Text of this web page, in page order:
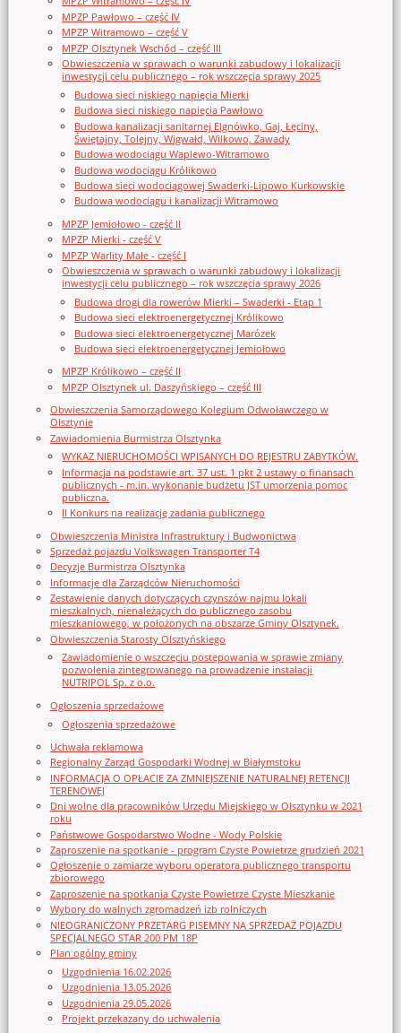
MPZP Pawłowo – część IV
MPZP Witramowo – część V
MPZP Olsztynek Wschód – część III
Obwieszczenia w sprawach o warunki zabudowy i lokalizacji
inwestycji celu publicznego – rok wszczęcia sprawy 2025
Budowa sieci niskiego napięcia Mierki
Budowa sieci niskiego napięcia Pawłowo
Budowa kanalizacji sanitarnej Elgnówko, Gaj, Łęciny,
Świętajny, Tolejny, Wigwałd, Wilkowo, Zawady
Budowa wodociągu Waplewo-Witramowo
Budowa wodociągu Królikowo
Budowa sieci wodociągowej Swaderki-Lipowo Kurkowskie
Budowa wodociągu i kanalizacji Witramowo
MPZP Jemiołowo - część II
MPZP Mierki - część V
MPZP Warlity Małe - część I
Obwieszczenia w sprawach o warunki zabudowy i lokalizacji
inwestycji celu publicznego – rok wszczęcia sprawy 2026
Budowa drogi dla rowerów Mierki – Swaderki - Etap 1
Budowa sieci elektroenergetycznej Królikowo
Budowa sieci elektroenergetycznej Marózek
Budowa sieci elektroenergetycznej Jemiołowo
MPZP Królikowo – część II
MPZP Olsztynek ul. Daszyńskiego – część III
Obwieszczenia Samorządowego Kolegium Odwoławczego w
Olsztynie
Zawiadomienia Burmistrza Olsztynka
WYKAZ NIERUCHOMOŚCI WPISANYCH DO REJESTRU ZABYTKÓW.
Informacja na podstawie art. 37 ust. 1 pkt 2 ustawy o finansach
publicznych - m.in. wykonanie budżetu JST umorzenia pomoc
publiczna.
II Konkurs na realizację zadania publicznego
Obwieszczenia Ministra Infrastruktury i Budwonictwa
Sprzedaż pojazdu Volkswagen Transporter T4
Decyzje Burmistrza Olsztynka
Informacje dla Zarządców Nieruchomości
Zestawienie danych dotyczących czynszów najmu lokali
mieszkalnych, nienależących do publicznego zasobu
mieszkaniowego, w położonych na obszarze Gminy Olsztynek.
Obwieszczenia Starosty Olsztyńskiego
Zawiadomienie o wszczęciu postępowania w sprawie zmiany
pozwolenia zintegrowanego na prowadzenie instalacji
NUTRIPOL Sp. z o.o.
Ogłoszenia sprzedażowe
Ogłoszenia sprzedażowe
Uchwała reklamowa
Regionalny Zarząd Gospodarki Wodnej w Białymstoku
INFORMACJA O OPŁACIE ZA ZMNIEJSZENIE NATURALNEJ RETENCJI
TERENOWEJ
Dni wolne dla pracowników Urzędu Miejskiego w Olsztynku w 2021
roku
Państwowe Gospodarstwo Wodne - Wody Polskie
Zaproszenie na spotkanie - program Czyste Powietrze grudzień 2021
Ogłoszenie o zamiarze wyboru operatora publicznego transportu
zbiorowego
Zaproszenie na spotkania Czyste Powietrze Czyste Mieszkanie
Wybory do walnych zgromadzeń izb rolniczych
NIEOGRANICZONY PRZETARG PISEMNY NA SPRZEDAŻ POJAZDU
SPECJALNEGO STAR 200 PM 18P
Plan ogólny gminy
Uzgodnienia 16.02.2026
Uzgodnienia 13.05.2026
Uzgodnienia 29.05.2026
Projekt przekazany do uchwalenia